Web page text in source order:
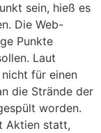
sein, hieß es
Die Web-
Punkte
Laut
für einen
die Strände der
worden.
Aktien statt,